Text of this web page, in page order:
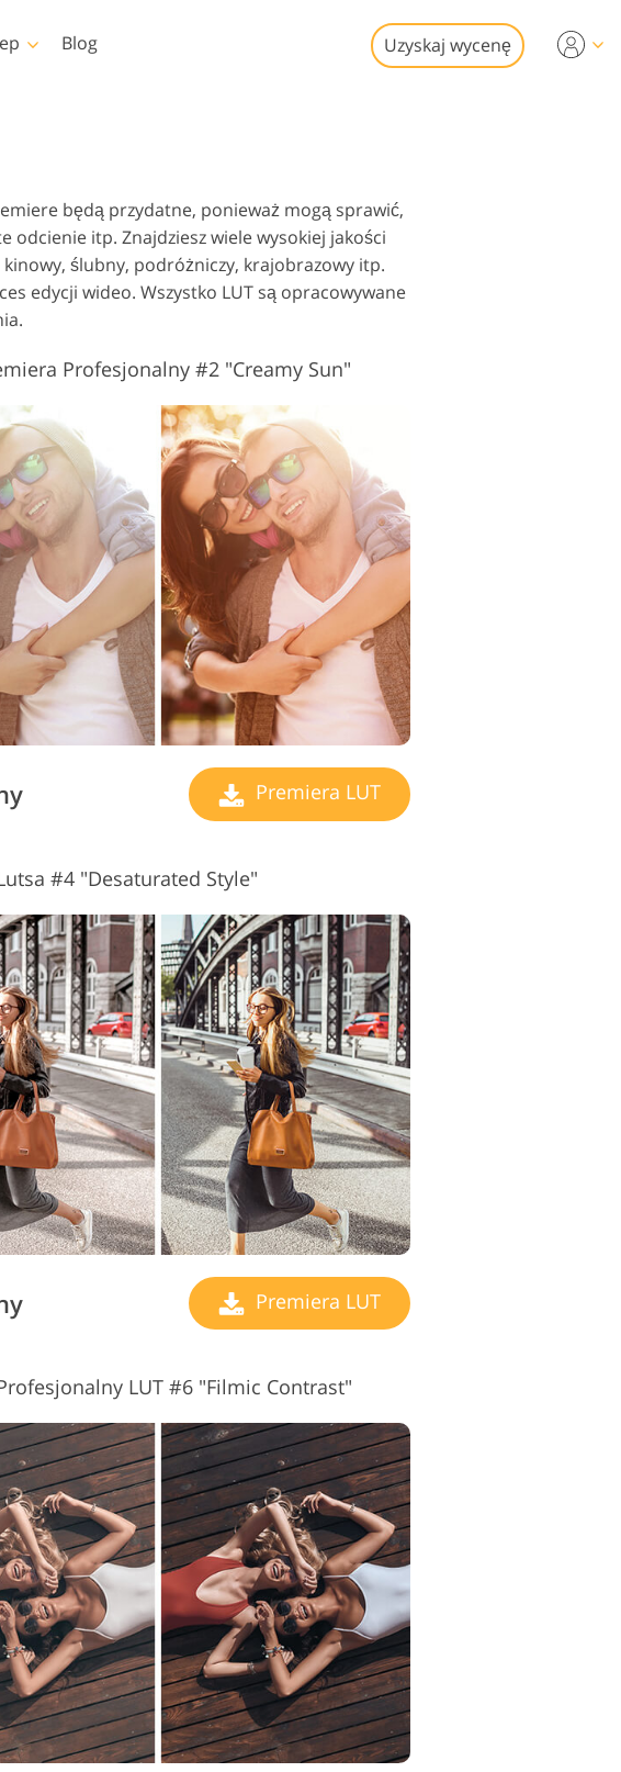
Usługi edycji zdjęć
nieruchomości
Foto Przywracanie Usługi
Usługi edycji wideo
Nakładki wideo
Blog Uzyskaj wycenę
będą przydatne, ponieważ mogą sprawić,
odcienie itp. Znajdziesz wiele wysokiej jakości
ślubny, podróżniczy, krajobrazowy itp.
edycji wideo. Wszystko LUT są opracowywane
Profesjonalny #2 "Creamy Sun"
Premiera LUT
#4 "Desaturated Style"
Premiera LUT
LUT #6 "Filmic Contrast"